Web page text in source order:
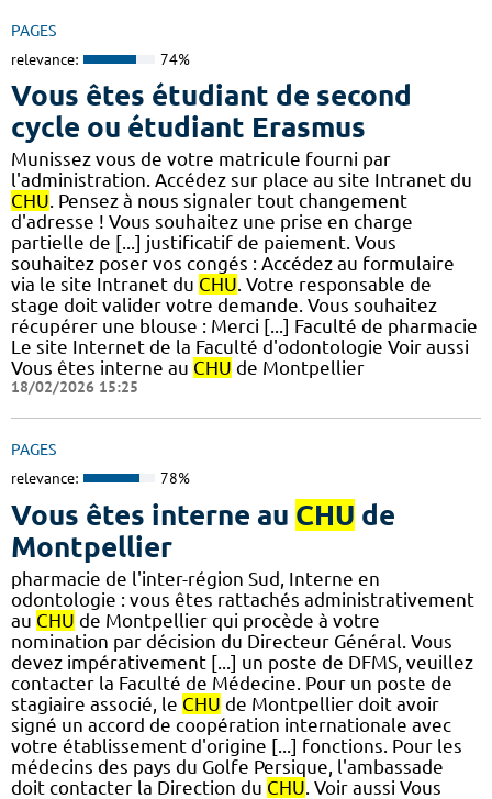
PAGES
relevance: 74%
Vous êtes étudiant de second
cycle ou étudiant Erasmus
Munissez vous de votre matricule fourni par
l'administration. Accédez sur place au site Intranet du
CHU. Pensez à nous signaler tout changement
d'adresse ! Vous souhaitez une prise en charge
partielle de [...] justificatif de paiement. Vous
souhaitez poser vos congés : Accédez au formulaire
via le site Intranet du CHU. Votre responsable de
stage doit valider votre demande. Vous souhaitez
récupérer une blouse : Merci [...] Faculté de pharmacie
Le site Internet de la Faculté d'odontologie Voir aussi
Vous êtes interne au CHU de Montpellier
18/02/2026 15:25
PAGES
relevance: 78%
Vous êtes interne au CHU de
Montpellier
pharmacie de l'inter-région Sud, Interne en
odontologie : vous êtes rattachés administrativement
au CHU de Montpellier qui procède à votre
nomination par décision du Directeur Général. Vous
devez impérativement [...] un poste de DFMS, veuillez
contacter la Faculté de Médecine. Pour un poste de
stagiaire associé, le CHU de Montpellier doit avoir
signé un accord de coopération internationale avec
votre établissement d'origine [...] fonctions. Pour les
médecins des pays du Golfe Persique, l'ambassade
doit contacter la Direction du CHU . Voir aussi Vous